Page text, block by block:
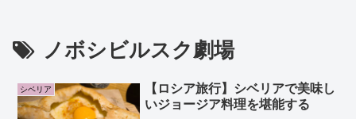
ノボシビルスク劇場
シベリア
【ロシア旅行】シベリアで美味し
いジョージア料理を堪能する